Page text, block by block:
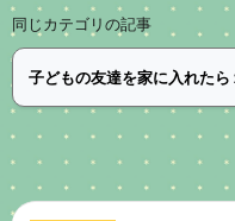
同じカテゴリの記事